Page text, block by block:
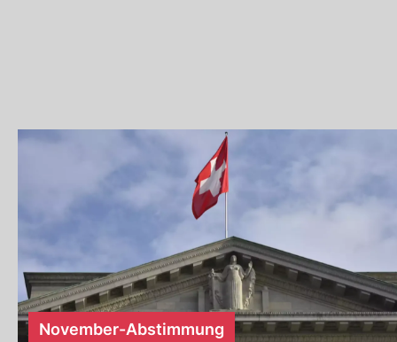
Kriterien wie Geschlecht oder Herkunft
Lesen Sie hier, warum sich
Bundesrat und
Parteibindung ist laut
Bundesrichterinnen und -richter gehören
Mandatssteuer. Die Befürworter der
ihrer Mutterpartei fällen.
November-Abstimmung